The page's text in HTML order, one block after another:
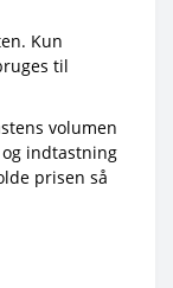
Kun
til
volumen
indtastning
prisen så